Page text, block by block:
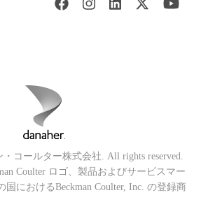
コールター株式会社. All rights reserved.
Coulter ロゴ、製品およびサービスマー
国におけるBeckman Coulter, Inc. の登録商